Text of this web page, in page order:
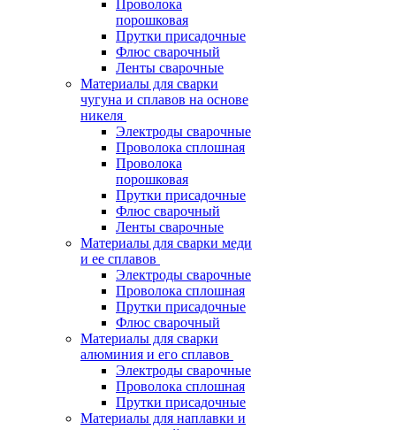
Проволока
порошковая
Прутки присадочные
Флюс сварочный
Ленты сварочные
Материалы для сварки
чугуна и сплавов на основе
никеля
Электроды сварочные
Проволока сплошная
Проволока
порошковая
Прутки присадочные
Флюс сварочный
Ленты сварочные
Материалы для сварки меди
и ее сплавов
Электроды сварочные
Проволока сплошная
Прутки присадочные
Флюс сварочный
Материалы для сварки
алюминия и его сплавов
Электроды сварочные
Проволока сплошная
Прутки присадочные
Материалы для наплавки и